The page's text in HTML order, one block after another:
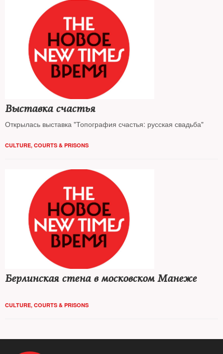
Выставка счастья
Открылась выставка "Топография счастья: русская свадьба"
CULTURE, COURTS & PRISONS
Берлинская стена в московском Манеже
CULTURE, COURTS & PRISONS